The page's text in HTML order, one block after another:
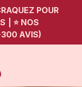
POUR
⭐ NOS
AVIS)